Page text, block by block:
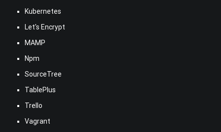
Kubernetes
Let's Encrypt
MAMP
Npm
SourceTree
TablePlus
Trello
Vagrant